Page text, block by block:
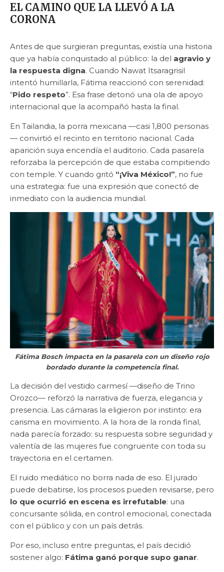
EL CAMINO QUE LA LLEVÓ A LA
CORONA
Antes de que surgieran preguntas, existía una historia
que ya había conquistado al público: la del agravio y
la respuesta digna. Cuando Nawat Itsaragrisil
intentó humillarla, Fátima reaccionó con serenidad:
“Pido respeto”. Esa frase detonó una ola de apoyo
internacional que la acompañó hasta la final.
En Tailandia, la porra mexicana —casi 1,800 personas
— convirtió el recinto en territorio nacional. Cada
aparición suya encendía el auditorio. Cada pasarela
reforzaba la percepción de que estaba compitiendo
con temple. Y cuando gritó “¡Viva México!”, no fue
una estrategia: fue una expresión que conectó de
inmediato con la audiencia mundial.
Fátima Bosch impacta en la pasarela con un diseño rojo
bordado durante la competencia final.
La decisión del vestido carmesí —diseño de Trino
Orozco— reforzó la narrativa de fuerza, elegancia y
presencia. Las cámaras la eligieron por instinto: era
carisma en movimiento. A la hora de la ronda final,
nada parecía forzado: su respuesta sobre seguridad y
valentía de las mujeres fue congruente con toda su
trayectoria en el certamen.
El ruido mediático no borra nada de eso. El jurado
puede debatirse, los procesos pueden revisarse, pero
lo que ocurrió en escena es irrefutable: una
concursante sólida, en control emocional, conectada
con el público y con un país detrás.
Por eso, incluso entre preguntas, el país decidió
sostener algo: Fátima ganó porque supo ganar.